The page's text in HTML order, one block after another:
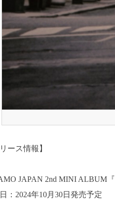
リース情報】
JAPAN 2nd MINI ALBUM『
：2024年10月30日発売予定